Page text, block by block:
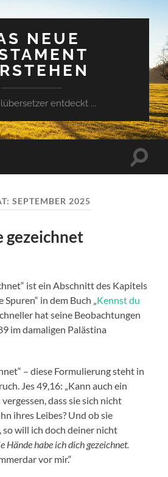
NEUE
entdeckt ...
SEPTEMBER 2025
gezeichnet
ist ein Abschnitt des Kapitels
in dem Buch „Kennst du
hat seine Beobachtungen
im damaligen Palästina
– diese Formulierung steht in
Jes 49,16: „Kann auch ein
dass sie sich nicht
ihres Leibes? Und ob sie
so will ich doch deiner nicht
Hände habe ich dich gezeichnet.
vor mir.“